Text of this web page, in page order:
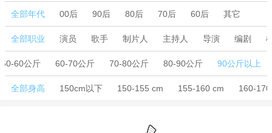
全部年代 00后 90后 80后 70后 60后 其它
全部职业 演员 歌手 制片人 主持人 导演 编剧
50-60公斤 60-70公斤 70-80公斤 80-90公斤 90公斤以上
全部身高 150cm以下 150-155 cm 155-160 cm 160-